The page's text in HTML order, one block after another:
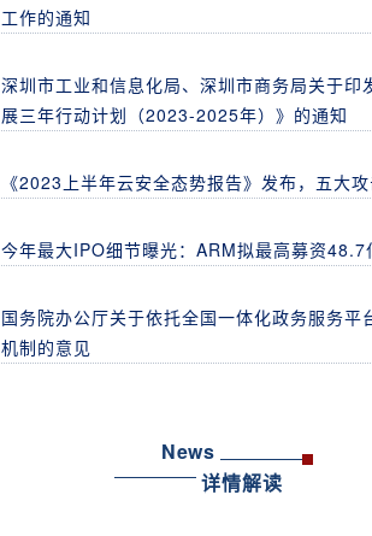
工作的通知
深圳市工业和信息化局、深圳市商务局关于印
展三年行动计划（2023-2025年）》的通知
《2023上半年云安全态势报告》发布，五大攻
今年最大IPO细节曝光：ARM拟最高募资
国务院办公厅关于依托全国一体化政务服务
机制的意见
News
详情解读